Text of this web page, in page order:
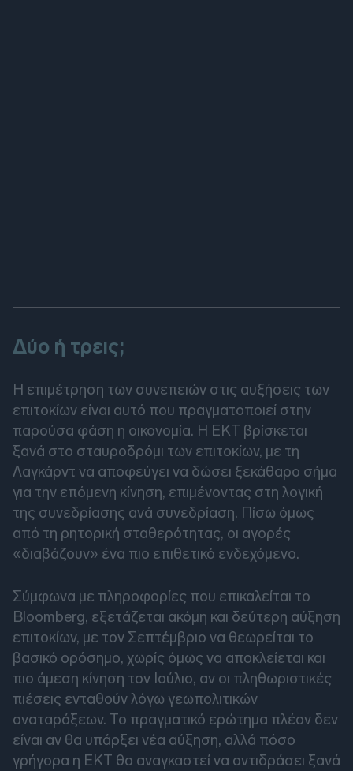
Δύο ή τρεις;
Η επιμέτρηση των συνεπειών στις αυξήσεις των
επιτοκίων είναι αυτό που πραγματοποιεί στην
παρούσα φάση η οικονομία. Η ΕΚΤ βρίσκεται
ξανά στο σταυροδρόμι των επιτοκίων, με τη
Λαγκάρντ να αποφεύγει να δώσει ξεκάθαρο σήμα
για την επόμενη κίνηση, επιμένοντας στη λογική
της συνεδρίασης ανά συνεδρίαση. Πίσω όμως
από τη ρητορική σταθερότητας, οι αγορές
«διαβάζουν» ένα πιο επιθετικό ενδεχόμενο.
Σύμφωνα με πληροφορίες που επικαλείται το
Bloomberg, εξετάζεται ακόμη και δεύτερη αύξηση
επιτοκίων, με τον Σεπτέμβριο να θεωρείται το
βασικό ορόσημο, χωρίς όμως να αποκλείεται και
πιο άμεση κίνηση τον Ιούλιο, αν οι πληθωριστικές
πιέσεις ενταθούν λόγω γεωπολιτικών
αναταράξεων. Το πραγματικό ερώτημα πλέον δεν
είναι αν θα υπάρξει νέα αύξηση, αλλά πόσο
γρήγορα η ΕΚΤ θα αναγκαστεί να αντιδράσει ξανά